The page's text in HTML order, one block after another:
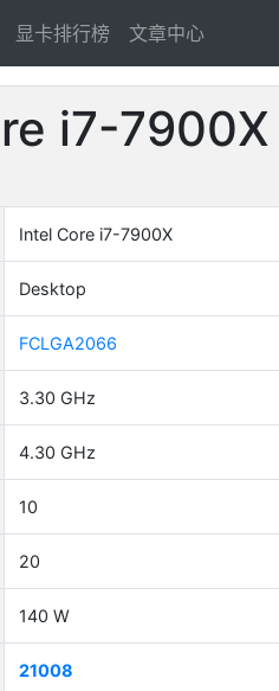
显卡排行榜 文章中心
i7-7900X
Intel Core i7-7900X
Desktop
FCLGA2066
3.30 GHz
4.30 GHz
10
20
140 W
21008